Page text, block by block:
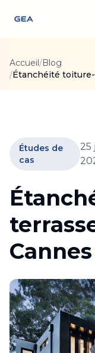
Accueil/Blog
/Étanchéité
Études de
cas
25
Cannes